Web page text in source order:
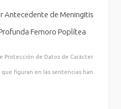
Antecedente de Meningitis
Femoro Poplítea
Protección de Datos de Carácter
que figuran en las sentencias han